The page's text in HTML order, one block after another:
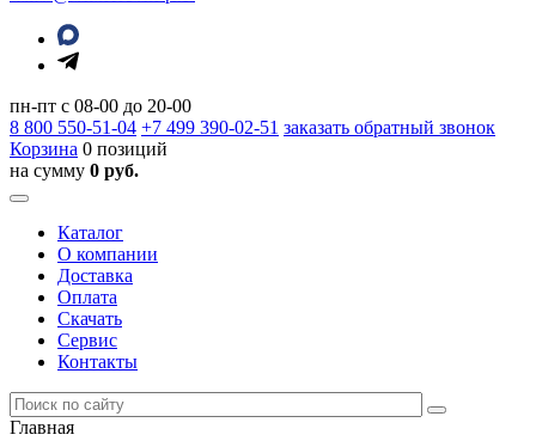
пн-пт с 08-00 до 20-00
8 800 550-51-04 +7 499 390-02-51 заказать обратный звонок
Корзина 0 позиций
на сумму 0 руб.
Каталог
О компании
Доставка
Оплата
Скачать
Сервис
Контакты
Главная